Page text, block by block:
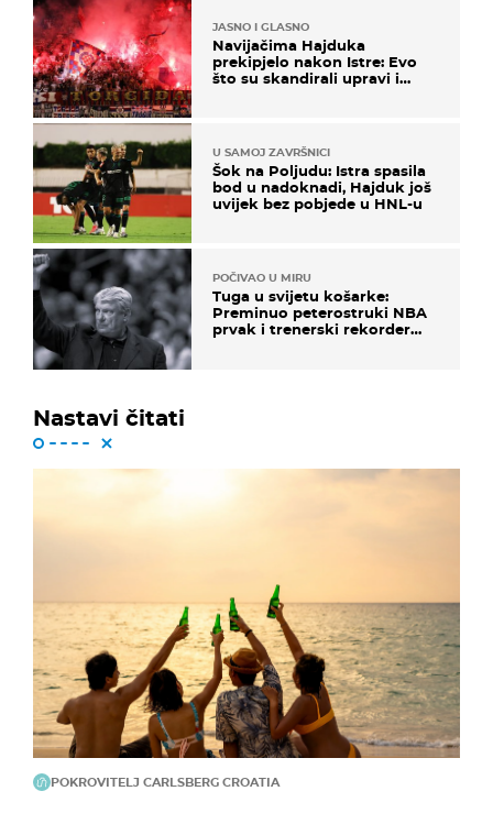
JASNO I GLASNO
Navijačima Hajduka
prekipjelo nakon Istre: Evo
što su skandirali upravi i
U SAMOJ ZAVRŠNICI
Šok na Poljudu: Istra spasila
bod u nadoknadi, Hajduk još
uvijek bez pobjede u HNL-u
POČIVAO U MIRU
Tuga u svijetu košarke:
Preminuo peterostruki NBA
prvak i trenerski rekorder
Nastavi čitati
POKROVITELJ CARLSBERG CROATIA